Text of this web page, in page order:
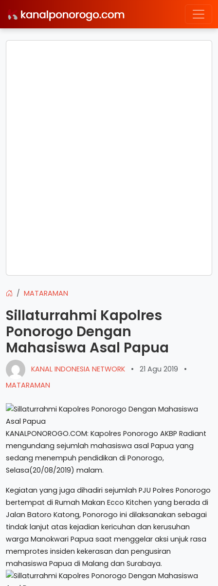
MATARAMAN
Sillaturrahmi Kapolres
Ponorogo Dengan
Mahasiswa Asal Papua
KANAL INDONESIA NETWORK • 21 Agu 2019
•
MATARAMAN
KANALPONOROGO.COM: Kapolres Ponorogo AKBP Radiant
mengundang sejumlah mahasiswa asal Papua yang
sedang menempuh pendidikan di Ponorogo,
Selasa(20/08/2019) malam.
Kegiatan yang juga dihadiri sejumlah PJU Polres Ponorogo
bertempat di Rumah Makan Ecco Kitchen yang berada di
Jalan Batoro Katong, Ponorogo ini dilaksanakan sebagai
tindak lanjut atas kejadian kericuhan dan kerusuhan
warga Manokwari Papua saat menggelar aksi unjuk rasa
memprotes insiden kekerasan dan pengusiran
mahasiswa Papua di Malang dan Surabaya.